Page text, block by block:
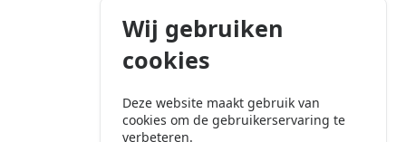
Wij gebruiken
cookies
Deze website maakt gebruik van
cookies om de gebruikerservaring te
verbeteren.
Algemene verkoopvoorwaarden
+32 2 424 18 20